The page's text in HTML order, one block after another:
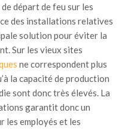
départ de feu sur les
des installations relatives
solution pour éviter la
Sur les vieux sites
ne correspondent plus
la capacité de production
sont donc très élevés. La
garantit donc un
les employés et les